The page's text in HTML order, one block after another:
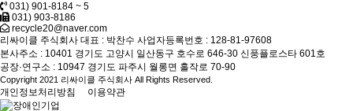
031) 901-8184 ~ 5
031) 903-8186
recycle20@naver.com
리싸이클 주식회사 대표 : 박찬수 사업자등록번호 : 128-81-97608
본사주소 : 10401 경기도 고양시 일산동구 호수로 646-30 신풍플로스타 601호
공장·연구소 : 10947 경기도 파주시 월롱면 홀작로 70-90
Copyright 2021 리싸이클 주식회사 All Rights Reserved.
개인정보처리방침 이용약관